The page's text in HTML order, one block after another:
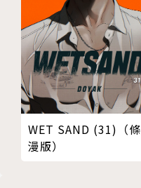
WET SAND (31)（條
漫版）